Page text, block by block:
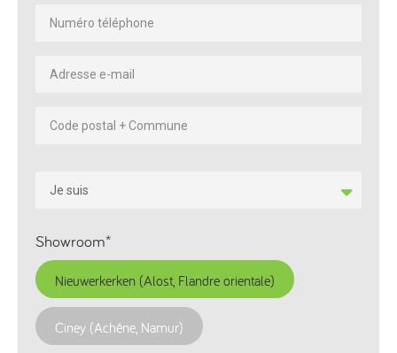
Je suis
Showroom*
Nieuwerkerken (Alost, Flandre orientale)
Ciney (Achêne, Namur)